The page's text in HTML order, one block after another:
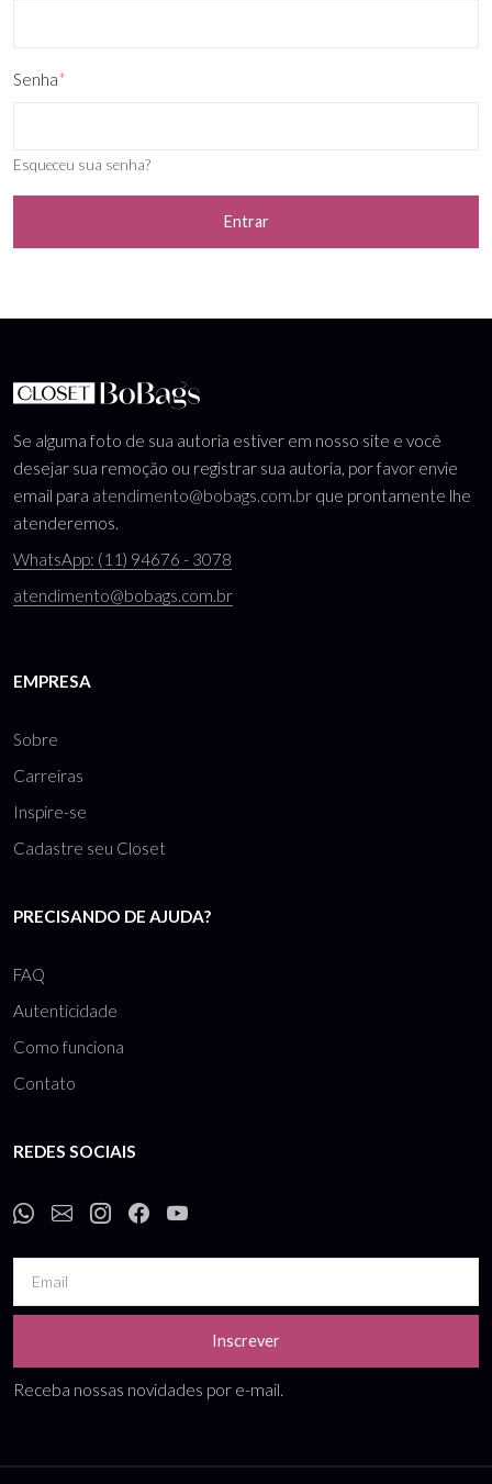
Senha*
Esqueceu sua senha?
Entrar
Se alguma foto de sua autoria estiver em nosso site e você
desejar sua remoção ou registrar sua autoria, por favor envie
email para atendimento@bobags.com.br que prontamente lhe
atenderemos.
WhatsApp: (11) 94676 - 3078
atendimento@bobags.com.br
EMPRESA
Sobre
Carreiras
Inspire-se
Cadastre seu Closet
PRECISANDO DE AJUDA?
FAQ
Autenticidade
Como funciona
Contato
REDES SOCIAIS
Inscrever
Receba nossas novidades por e-mail.